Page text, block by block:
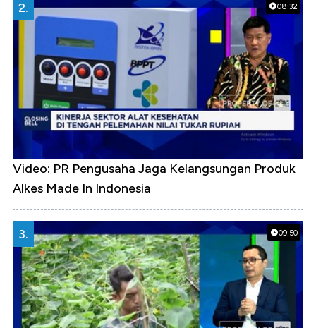
08:32
2.
Video: PR Pengusaha Jaga Kelangsungan Produk
Alkes Made In Indonesia
09:50
3.